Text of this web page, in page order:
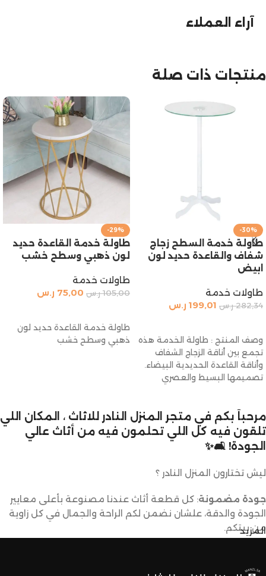
آراء العملاء
منتجات ذات صلة
-30%
طاولة خدمة السطح زجاج
شفاف والقاعدة حديد لون
ابيض
طاولات خدمة
282,34 ر.س 199,01 ر.س
وصف المنتج : طاولة الخدمة هذه
تجمع بين أناقة الزجاج الشفاف
وأناقة القاعدة الحديدية البيضاء.
تصميمها البسيط والعصري
-29%
طاولة خدمة القاعدة حديد
لون ذهبي وسطح خشب
طاولات خدمة
105,00 ر.س 75,00 ر.س
طاولة خدمة القاعدة حديد لون
ذهبي وسطح خشب
مرحباً بكم في متجر المنزل النادر للاثاث ، المكان اللي
تلقون فيه كل اللي تحلمون فيه من أثاث عالي
الجودة! 🛋️✨
ليش تختارون المنزل النادر ؟
جودة مضمونة: كل قطعة أثاث عندنا مصنوعة بأعلى معايير
الجودة والدقة، علشان نضمن لكم الراحة والجمال في كل زاوية
من بيتكم.
الأذواق والديكورات. ما راح تحتاجون تدورون كثير علشان تلقون
المزيد